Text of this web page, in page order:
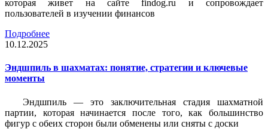
которая живет на сайте findog.ru и сопровождает
пользователей в изучении финансов
Подробнее
10.12.2025
Эндшпиль в шахматах: понятие, стратегии и ключевые
моменты
Эндшпиль — это заключительная стадия шахматной
партии, которая начинается после того, как большинство
фигур с обеих сторон были обменены или сняты с доски